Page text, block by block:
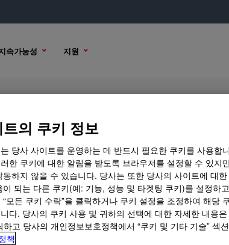
속가능성 지원
01 HPMC Hydroxypropyl
기술적인 내용 샘플 옵션
의 쿠키 정보
당사 사이트를 운영하는 데 반드시 필요한 쿠키를 사용합
한 쿠키에 대한 알림을 받도록 브라우저를 설정할 수 있지
동하지 않을 수 있습니다. 당사는 또한 당사의 사이트에 대
이 되는 다른 쿠키(예: 기능, 성능 및 타겟팅 쿠키)를 설정하
“모든 쿠키 수락”을 클릭하거나 쿠키 설정을 조정하여 해당
다. 당사의 쿠키 사용 및 귀하의 선택에 대한 자세한 내용
하고 당사의 개인정보보호정책에서 “쿠키 및 기타 기술” 섹
책